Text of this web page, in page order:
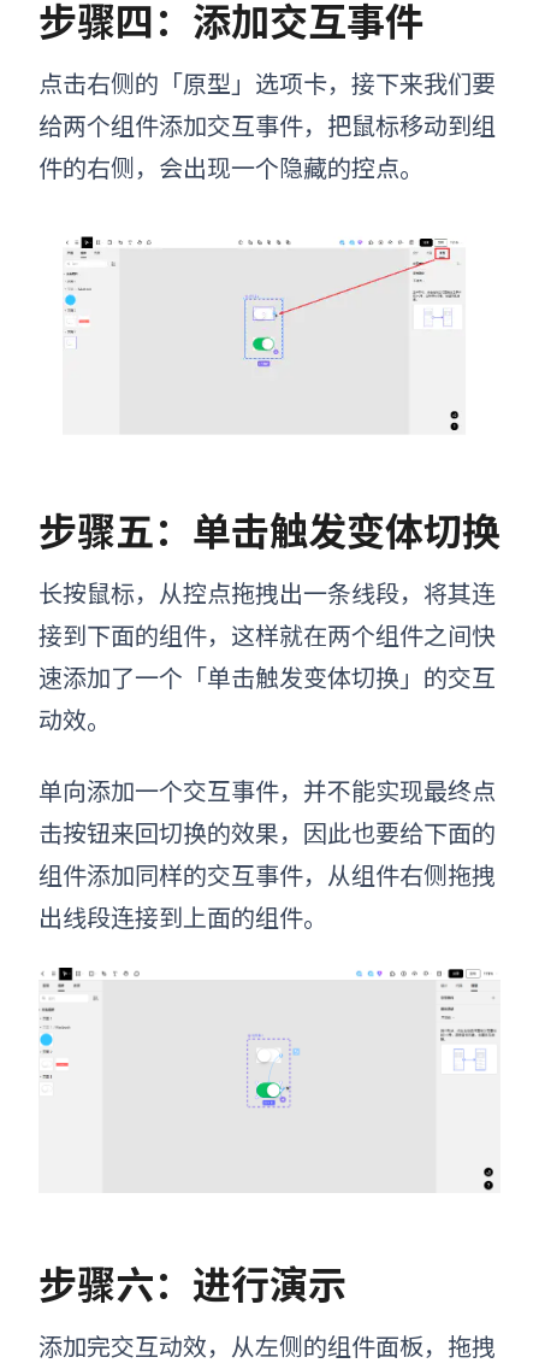
步骤四：添加交互事件
点击右侧的「原型」选项卡，接下来我们要
给两个组件添加交互事件，把鼠标移动到组
件的右侧，会出现一个隐藏的控点。
步骤五：单击触发变体切换
长按鼠标，从控点拖拽出一条线段，将其连
接到下面的组件，这样就在两个组件之间快
速添加了一个「单击触发变体切换」的交互
动效。
单向添加一个交互事件，并不能实现最终点
击按钮来回切换的效果，因此也要给下面的
组件添加同样的交互事件，从组件右侧拖拽
出线段连接到上面的组件。
步骤六：进行演示
添加完交互动效，从左侧的组件面板，拖拽